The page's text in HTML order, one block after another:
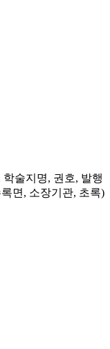
술지명, 권호, 발행
면, 소장기관, 초록)